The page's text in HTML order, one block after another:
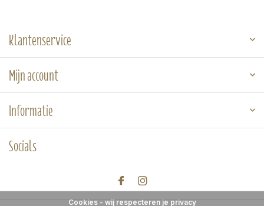
Klantenservice
Mijn account
Informatie
Socials
Cookies - wij respecteren je privacy